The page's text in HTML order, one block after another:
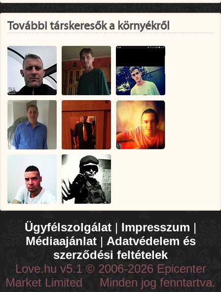
További társkeresők a környékről
Ügyfélszolgálat | Impresszum |
Médiaajánlat| Adatvédelem és
szerződési feltételek
Love.hu v5.1 © 2006-2026 Epicenter
Market Limited Minden jog fenntartva.